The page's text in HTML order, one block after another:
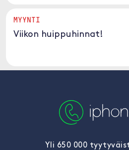
MYYNTI
Viikon huippuhinnat!
Yli 650 000